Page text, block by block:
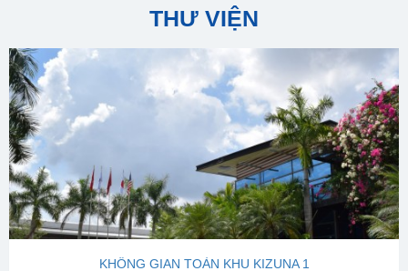
THƯ VIỆN
KHÔNG GIAN TOÀN KHU KIZUNA 1